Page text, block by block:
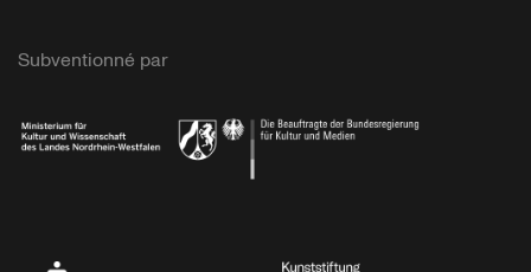
Subventionné par